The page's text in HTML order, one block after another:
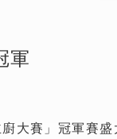
軍
大賽」冠軍賽盛